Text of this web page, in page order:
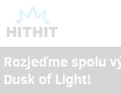
Rozjeďme spolu
Dusk of Light!